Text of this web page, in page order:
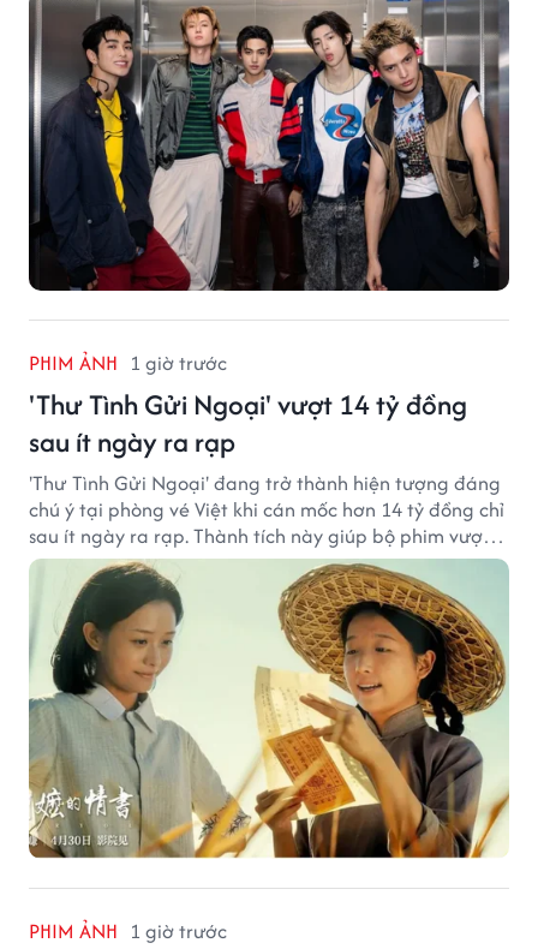
PHIM ẢNH 1 giờ trước
'Thư Tình Gửi Ngoại' vượt 14 tỷ đồng
sau ít ngày ra rạp
'Thư Tình Gửi Ngoại' đang trở thành hiện tượng đáng
chú ý tại phòng vé Việt khi cán mốc hơn 14 tỷ đồng chỉ
sau ít ngày ra rạp. Thành tích này giúp bộ phim vượt
kỳ vọng ban đầu và duy trì sức hút giữa cuộc cạnh
tranh của nhiều tác phẩm lớn.
PHIM ẢNH 1 giờ trước